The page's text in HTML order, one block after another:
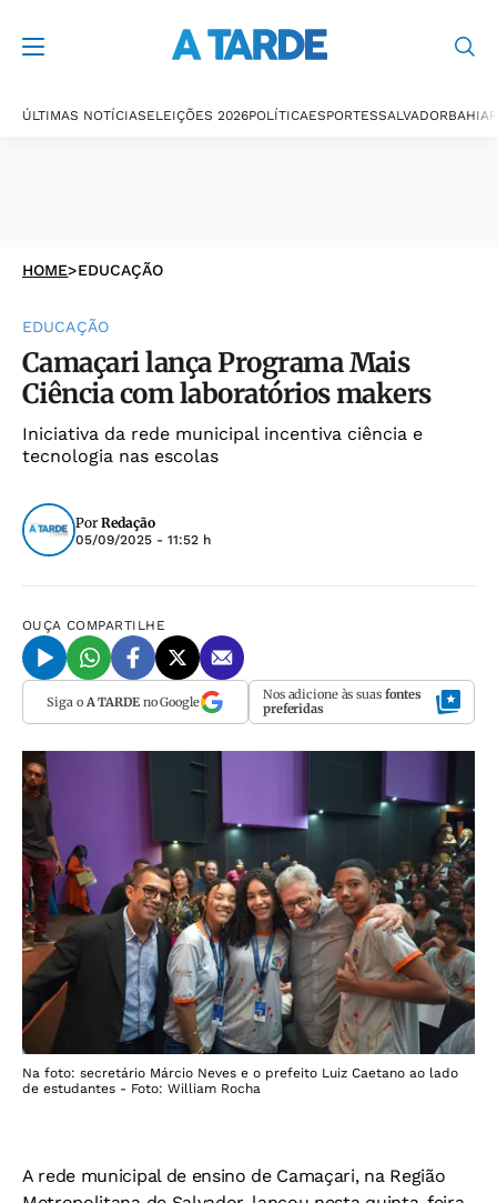
ÚLTIMAS NOTÍCIASELEIÇÕES 2026POLÍTICAESPORTESSALVADORBAHIA
HOME>EDUCAÇÃO
EDUCAÇÃO
Camaçari lança Programa Mais
Ciência com laboratórios makers
Iniciativa da rede municipal incentiva ciência e
tecnologia nas escolas
Por Redação
05/09/2025 - 11:52 h
OUÇA COMPARTILHE
Siga o A TARDEno Google Nos adicione às suas fontes
preferidas
Na foto: secretário Márcio Neves e o prefeito Luiz Caetano ao lado
de estudantes - Foto: William Rocha
A rede municipal de ensino de Camaçari, na Região